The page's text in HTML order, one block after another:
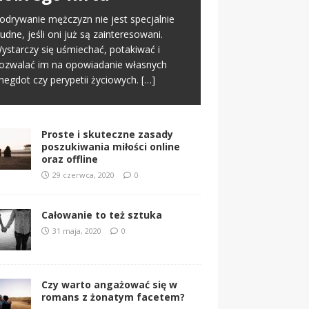
mężczyzn nie jest specjalnie
jeśli oni już są zainteresowani.
się uśmiechać, potakiwać i
im na opowiadanie własnych
czy perypetii życiowych. […]
online. To normalny schemat we
świecie. Na tym etapie
się pierwsze pierwsze[…]
miłości nic nie jest proste i między
dlatego jest ona tak wspaniała. Nie
to jednak, że samo zabieranie się
miłość musi[…]
Proste i skuteczne zasady
poszukiwania miłości online
oraz offline
29 czerwca, 2020 0
Całowanie to też sztuka
31 maja, 2020 0
Czy warto angażować się w
romans z żonatym facetem?